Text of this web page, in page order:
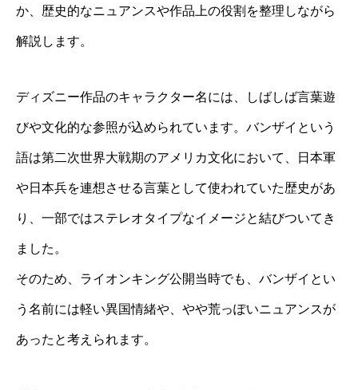
か、歴史的なニュアンスや作品上の役割を整理しながら
解説します。
ディズニー作品のキャラクター名には、しばしば言葉遊
びや文化的な参照が込められています。バンザイという
語は第二次世界大戦期のアメリカ文化において、日本軍
や日本兵を連想させる言葉として使われていた歴史があ
り、一部ではステレオタイプなイメージと結びついてき
ました。
そのため、ライオンキング公開当時でも、バンザイとい
う名前には軽い異国情緒や、やや荒っぽいニュアンスが
あったと考えられます。